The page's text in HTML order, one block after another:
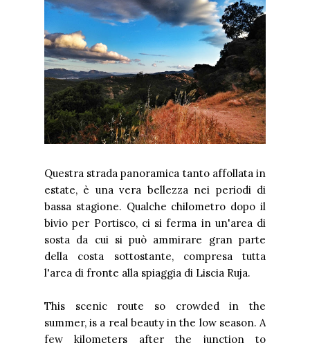
Questra strada panoramica tanto affollata in
estate, è una vera bellezza nei periodi di
bassa stagione. Qualche chilometro dopo il
bivio per Portisco, ci si ferma in un'area di
sosta da cui si può ammirare gran parte
della costa sottostante, compresa tutta
l'area di fronte alla spiaggia di Liscia Ruja.
This scenic route so crowded in the
summer, is a real beauty in the low season. A
few kilometers after the junction to